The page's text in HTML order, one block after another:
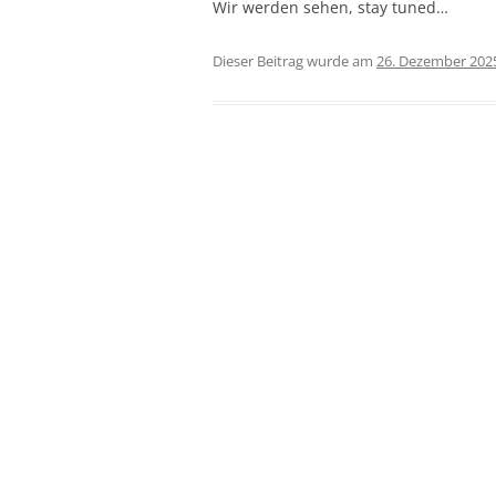
Wir werden sehen, stay tuned…
Dieser Beitrag wurde am 26. Dezember